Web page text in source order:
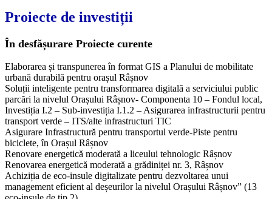
Proiecte de investiții
În desfășurare Proiecte curente
Elaborarea și transpunerea în format GIS a Planului de mobilitate
urbană durabilă pentru orașul Râșnov
Soluții inteligente pentru transformarea digitală a serviciului public
parcări la nivelul Orașului Râșnov- Componenta 10 – Fondul local,
Investiția I.2 – Sub-investiția I.1.2 – Asigurarea infrastructurii pentru
transport verde – ITS/alte infrastructuri TIC
Asigurare Infrastructură pentru transportul verde-Piste pentru
biciclete, în Orașul Râșnov
Renovare energetică moderată a liceului tehnologic Râșnov
Renovarea energetică moderată a grădiniței nr. 3, Râșnov
Achiziția de eco-insule digitalizate pentru dezvoltarea unui
management eficient al deșeurilor la nivelul Orașului Râșnov” (13